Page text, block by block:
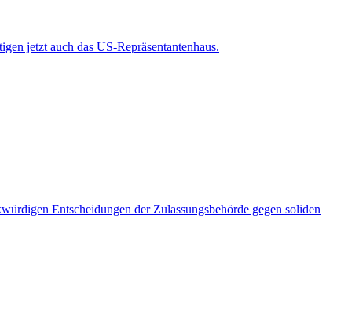
jetzt auch das US-Repräsentantenhaus.
Entscheidungen der Zulassungsbehörde gegen soliden